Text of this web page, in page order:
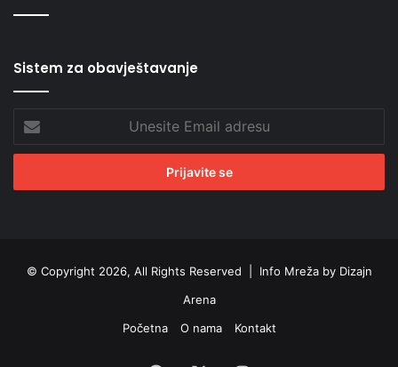
Sistem za obavještavanje
Email
adresu
© Copyright 2026, All Rights Reserved | Info Mreža by Dizajn
Arena
Početna
O nama Kontakt